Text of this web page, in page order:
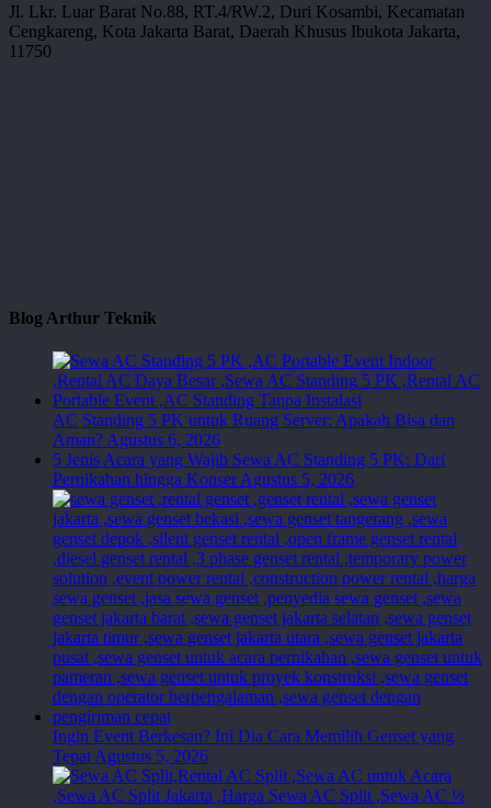
Jl. Lkr. Luar Barat No.88, RT.4/RW.2, Duri Kosambi, Kecamatan
Cengkareng, Kota Jakarta Barat, Daerah Khusus Ibukota Jakarta,
11750
Blog Arthur Teknik
AC Standing 5 PK untuk Ruang Server: Apakah Bisa dan
Aman? Agustus 6, 2026
5 Jenis Acara yang Wajib Sewa AC Standing 5 PK: Dari
Pernikahan hingga Konser Agustus 5, 2026
Ingin Event Berkesan? Ini Dia Cara Memilih Genset yang
Tepat Agustus 5, 2026